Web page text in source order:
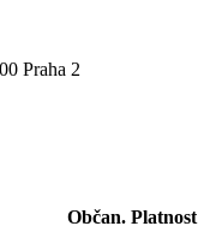
Praha 2
Občan. Platnost